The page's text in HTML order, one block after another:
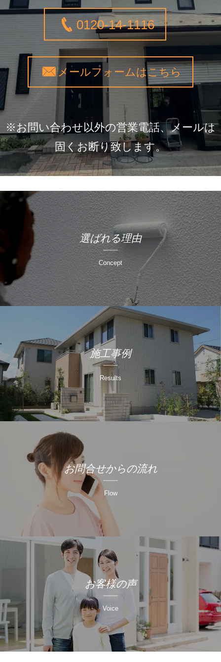
0120-14-1116
メールフォームはこちら
※お問い合わせ以外の営業電話、メールは
固くお断り致します。
選ばれる理由
Concept
施工事例
Results
お問合せからの流れ
Flow
お客様の声
Voice